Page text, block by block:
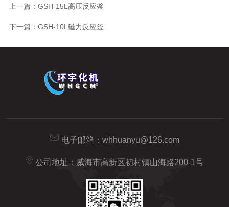
上一篇： GSH-15L高压反应釜
下一篇： GSH-10L磁力反应釜
电子邮箱： whhuanyu@126.com
公司地址：威海市高新区初村镇山海路200-1号